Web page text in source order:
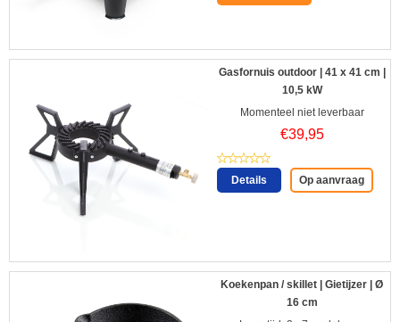
Gasfornuis outdoor | 41 x 41 cm |
10,5 kW
Momenteel niet leverbaar
€39,95
Details Op aanvraag
Koekenpan / skillet | Gietijzer | Ø
16 cm